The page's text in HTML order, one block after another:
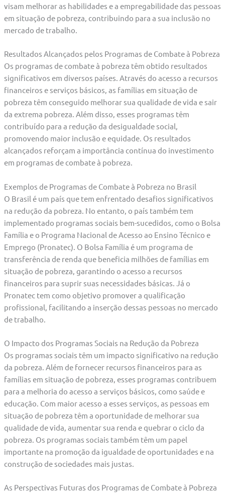
visam melhorar as habilidades e a empregabilidade das pessoas
em situação de pobreza, contribuindo para a sua inclusão no
mercado de trabalho.
Resultados Alcançados pelos Programas de Combate à Pobreza
Os programas de combate à pobreza têm obtido resultados
significativos em diversos países. Através do acesso a recursos
financeiros e serviços básicos, as famílias em situação de
pobreza têm conseguido melhorar sua qualidade de vida e sair
da extrema pobreza. Além disso, esses programas têm
contribuído para a redução da desigualdade social,
promovendo maior inclusão e equidade. Os resultados
alcançados reforçam a importância contínua do investimento
em programas de combate à pobreza.
Exemplos de Programas de Combate à Pobreza no Brasil
O Brasil é um país que tem enfrentado desafios significativos
na redução da pobreza. No entanto, o país também tem
implementado programas sociais bem-sucedidos, como o Bolsa
Família e o Programa Nacional de Acesso ao Ensino Técnico e
Emprego (Pronatec). O Bolsa Família é um programa de
transferência de renda que beneficia milhões de famílias em
situação de pobreza, garantindo o acesso a recursos
financeiros para suprir suas necessidades básicas. Já o
Pronatec tem como objetivo promover a qualificação
profissional, facilitando a inserção dessas pessoas no mercado
de trabalho.
O Impacto dos Programas Sociais na Redução da Pobreza
Os programas sociais têm um impacto significativo na redução
da pobreza. Além de fornecer recursos financeiros para as
famílias em situação de pobreza, esses programas contribuem
para a melhoria do acesso a serviços básicos, como saúde e
educação. Com maior acesso a esses serviços, as pessoas em
situação de pobreza têm a oportunidade de melhorar sua
qualidade de vida, aumentar sua renda e quebrar o ciclo da
pobreza. Os programas sociais também têm um papel
importante na promoção da igualdade de oportunidades e na
construção de sociedades mais justas.
As Perspectivas Futuras dos Programas de Combate à Pobreza